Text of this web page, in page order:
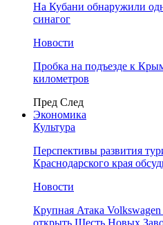
На Кубани обнаружили
синагог
Новости
Пробка на подъезде к
километров
Пред След
Экономика
Культура
Перспективы развития
Краснодарского края
Новости
Крупная Атака
открыть Шесть Новых